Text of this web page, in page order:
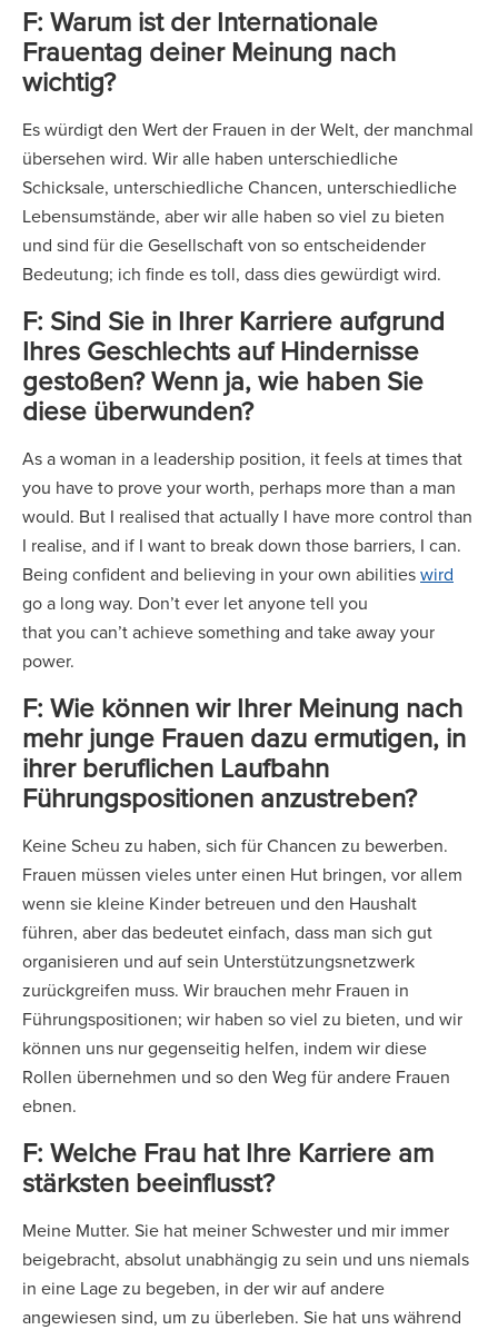
F: Warum ist der Internationale
Frauentag deiner Meinung nach
wichtig?
Es würdigt den Wert der Frauen in der Welt, der manchmal
übersehen wird. Wir alle haben unterschiedliche
Schicksale, unterschiedliche Chancen, unterschiedliche
Lebensumstände, aber wir alle haben so viel zu bieten
und sind für die Gesellschaft von so entscheidender
Bedeutung; ich finde es toll, dass dies gewürdigt wird.
F: Sind Sie in Ihrer Karriere aufgrund
Ihres Geschlechts auf Hindernisse
gestoßen? Wenn ja, wie haben Sie
diese überwunden?
As a woman in a leadership position, it feels at times that
you have to prove your worth, perhaps more than a man
would. But I realised that actually I have more control than
I realise, and if I want to break down those barriers, I can.
Being confident and believing in your own abilitieswird
go a long way. Don’t ever let anyone tell you
that you can’t achieve something and take away your
power.
F: Wie können wir Ihrer Meinung nach
mehr junge Frauen dazu ermutigen, in
ihrer beruflichen Laufbahn
Führungspositionen anzustreben?
Keine Scheu zu haben, sich für Chancen zu bewerben.
Frauen müssen vieles unter einen Hut bringen, vor allem
wenn sie kleine Kinder betreuen und den Haushalt
führen, aber das bedeutet einfach, dass man sich gut
organisieren und auf sein Unterstützungsnetzwerk
zurückgreifen muss. Wir brauchen mehr Frauen in
Führungspositionen; wir haben so viel zu bieten, und wir
können uns nur gegenseitig helfen, indem wir diese
Rollen übernehmen und so den Weg für andere Frauen
ebnen.
F: Welche Frau hat Ihre Karriere am
stärksten beeinflusst?
Meine Mutter. Sie hat meiner Schwester und mir immer
beigebracht, absolut unabhängig zu sein und uns niemals
in eine Lage zu begeben, in der wir auf andere
angewiesen sind, um zu überleben. Sie hat uns während